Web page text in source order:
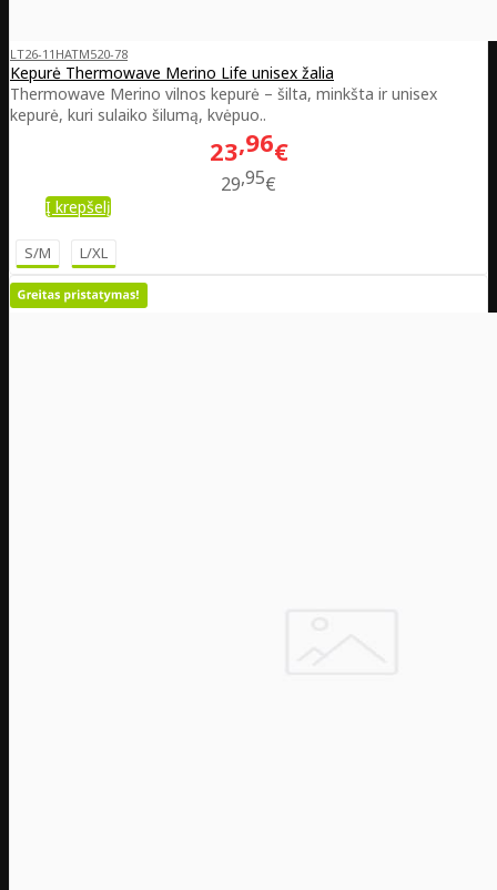
LT26-11HATM520-78
Kepurė Thermowave Merino Life unisex žalia
Thermowave Merino vilnos kepurė – šilta, minkšta ir unisex
kepurė, kuri sulaiko šilumą, kvėpuo..
23 96€
29 95€
Į krepšelį
S/M L/XL